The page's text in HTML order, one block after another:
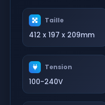
Taille
412 x 197 x 209mm
Tension
100-240V